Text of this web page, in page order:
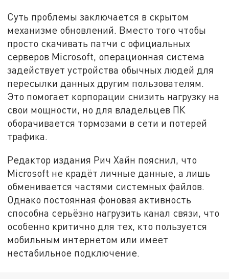
Суть проблемы заключается в скрытом
механизме обновлений. Вместо того чтобы
просто скачивать патчи с официальных
серверов Microsoft, операционная система
задействует устройства обычных людей для
пересылки данных другим пользователям.
Это помогает корпорации снизить нагрузку на
свои мощности, но для владельцев ПК
оборачивается тормозами в сети и потерей
трафика.
Редактор издания Рич Хайн пояснил, что
Microsoft не крадёт личные данные, а лишь
обменивается частями системных файлов.
Однако постоянная фоновая активность
способна серьёзно нагрузить канал связи, что
особенно критично для тех, кто пользуется
мобильным интернетом или имеет
нестабильное подключение.